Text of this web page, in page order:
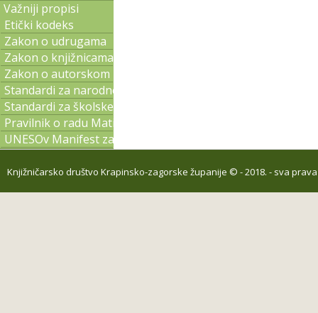
Važniji propisi
Etički kodeks
Zakon o udrugama
Zakon o knjižnicama
Zakon o autorskom pravu i srodnim pravima
Standardi za narodne knjižnice
Standardi za školske knjižnice
Pravilnik o radu Matične službe
UNESOv Manifest za narodne knjižnice
Knjižničarsko društvo Krapinsko-zagorske županije © - 2018. - sva